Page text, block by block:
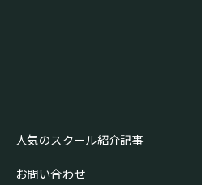
人気のスクール紹介記事
お問い合わせ